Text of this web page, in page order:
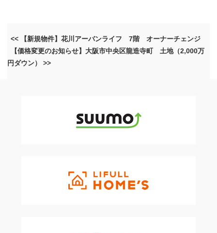
<< 【新規物件】花川アーバンライフ 7階 オーナーチェンジ
【価格変更のお知らせ】大阪市中央区龍造寺町 土地（2,000万
円ダウン） >>